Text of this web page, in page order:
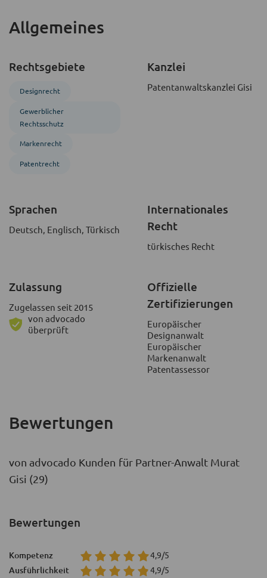
Allgemeines
Rechtsgebiete
Designrecht
Gewerblicher
Rechtsschutz
Markenrecht
Patentrecht
Kanzlei
Patentanwaltskanzlei Gisi
Sprachen
Deutsch, Englisch, Türkisch
Internationales
Recht
türkisches Recht
Zulassung
Zugelassen seit 2015
von advocado
überprüft
Offizielle
Zertifizierungen
Europäischer
Designanwalt
Europäischer
Markenanwalt
Patentassessor
Bewertungen
von advocado Kunden für Partner-Anwalt Murat
Gisi (29)
Bewertungen
Kompetenz 4,9/5
Ausführlichkeit 4,9/5